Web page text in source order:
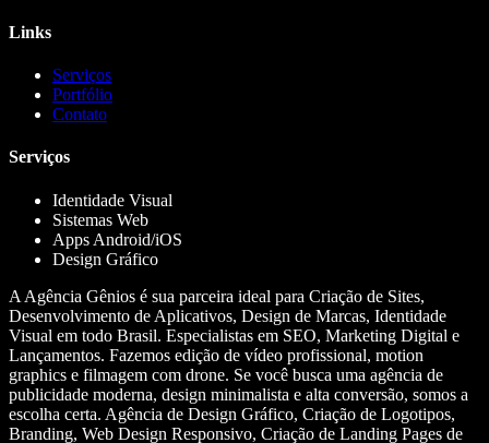
Links
Serviços
Portfólio
Contato
Serviços
Identidade Visual
Sistemas Web
Apps Android/iOS
Design Gráfico
A Agência Gênios é sua parceira ideal para Criação de Sites,
Desenvolvimento de Aplicativos, Design de Marcas, Identidade
Visual em todo Brasil. Especialistas em SEO, Marketing Digital e
Lançamentos. Fazemos edição de vídeo profissional, motion
graphics e filmagem com drone. Se você busca uma agência de
publicidade moderna, design minimalista e alta conversão, somos a
escolha certa. Agência de Design Gráfico, Criação de Logotipos,
Branding, Web Design Responsivo, Criação de Landing Pages de